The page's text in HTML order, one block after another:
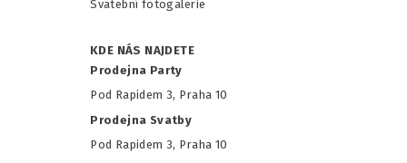
Svatební fotogalerie
KDE NÁS NAJDETE
Prodejna Party
Pod Rapidem 3, Praha 10
Prodejna Svatby
Pod Rapidem 3, Praha 10